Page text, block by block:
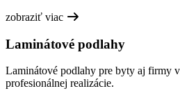
zobraziť viac
Laminátové podlahy
Laminátové podlahy pre byty aj firmy
profesionálnej realizácie.